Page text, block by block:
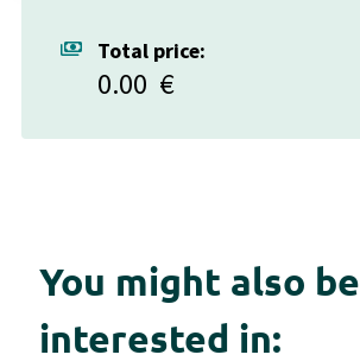
payments Total price:
0.00 €
You might also be
interested in: